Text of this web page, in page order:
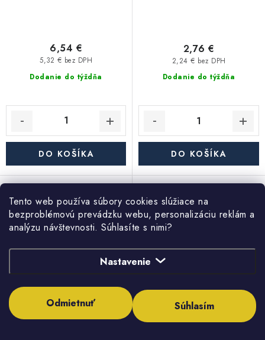
Tento web používa súbory cookies slúžiace na
bezproblémovú prevádzku webu, personalizáciu reklám a
analýzu návštevnosti. Súhlasíte s nimi?
Nastavenie
Odmietnuť Súhlasím
Dodanie do týždňa
5,32 € bez DPH
6,54 €
DO KOŠÍKA
Dodanie do týždňa
2,24 € bez DPH
2,76 €
DO KOŠÍKA
sitkom23x30x3 mm - 2ks
ventilu T212 1/2" - 5ks
1,65 €